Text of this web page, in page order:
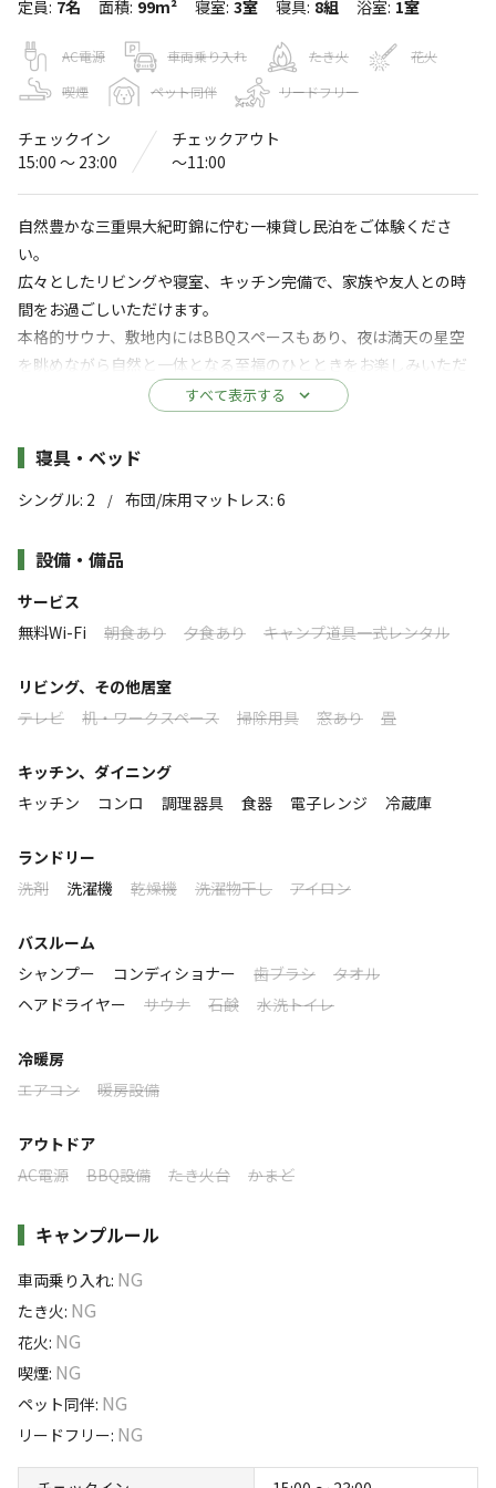
定員: 7名 面積: 99m² 寝室: 3室 寝具: 8組 浴室: 1室
AC電源 車両乗り入れ たき火
花火
喫煙
ペット同伴 リードフリー
チェックイン
15:00 〜 23:00
チェックアウト
〜11:00
自然豊かな三重県大紀町錦に佇む一棟貸し民泊をご体験くださ
い。
広々としたリビングや寝室、キッチン完備で、家族や友人との時
間をお過ごしいただけます。
本格的サウナ、敷地内にはBBQスペースもあり、夜は満天の星空
を眺めながら自然と一体となる至福のひとときをお楽しみいただ
観光名所や温泉も近く、地元の食材を使った料理も楽しめます。
心地よいおもてなしと豊かな自然を求める方におすすめです。
海、山、川の自然に恵まれたまち「大紀町」。熊野灘に面した三
清流大内山川での鮎釣りやカヤック、磁場ZEROパワースポットの
など歴史のある地域です。自然豊かなアクティビティが楽しめるス
ポット、是非ファミリーやグループでワイワイガヤガヤ楽しむ
※一棟貸し民泊です。当施設は一般的な旅館ホテルとは設備やサ
でご確認ください。
●https://ourhouse-mie.com/
すべて表示する
施設詳細
寝具・ベッド
シングル: 2 / 布団/床用マットレス: 6
設備・備品
サービス
無料Wi-Fi
朝食あり 夕食あり キャンプ道具一式レンタル
リビング、その他居室
テレビ
机・ワークスペース 掃除用具 窓あり 畳
キッチン、ダイニング
キッチン
コンロ 調理器具 食器 電子レンジ 冷蔵庫
ランドリー
洗剤
洗濯機 乾燥機 洗濯物干し アイロン
バスルーム
シャンプー
コンディショナー 歯ブラシ
タオル
ヘアドライヤー
サウナ 石鹸 水洗トイレ
冷暖房
エアコン
暖房設備
アウトドア
AC電源
BBQ設備 たき火台 かまど
キャンプルール
車両乗り入れ: NG
たき火: NG
花火: NG
喫煙: NG
ペット同伴: NG
リードフリー: NG
OUR HOUSE
〒519-2911 三重県度会郡大紀町錦字中河内657-11
Googleマップで見る
水洗トイレ
サウナ コインシャワー
※詳しくは「 キャンプ場情報 」をご確認ください。
＼＼海近くの自然豊かな立地でありながら、IC
から車で約10分とアクセス◎／／
自然豊かな立地でありながら、最寄りのICから車で約10
分でアクセス◎🚗
楽しめます！🏄‍♀️🧘‍♀️🧘
古民家をリノベーションした和モダンテイストの懐かしい
空間を演出しており、テラスではBBQも可能🔥🍖🫕
は満天の星空もご覧になれます🌠テラスからの天体観測も
お楽しみいただけます🌌🔭
大自然の中で存分に遊び疲れたお客様のお身体と心を癒し
尽くす基地としてお気軽にご利用ください。
≪注意事項≫
・ウッドデッキのため、焚き火のご利用はご遠慮いただい
・火鉢はございますが、薪を使ったご利用はお控えくださ
い
・BBQはお楽しみいただけますので、ぜひご利用くださ
・皆さまの安全のため、火の取扱いにはご配慮をお願いい
たします
このキャンプ場の特徴
林間 川 海
雰囲気
まったり
落ち着く
利用者層
付きBBQスペースやサウナを備えた一棟貸切宿なので、お子
静かな港町で、ゆったりとした時間をお楽しみいただけま
だいております。
#海水浴
#釣り
キャンペーン